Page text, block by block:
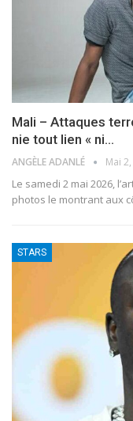
Mali – Attaques
nie tout lien « ni…
ANGÈLE ADANLÉ Mai
Le samedi 2 mai 2026,
photos le montrant aux
STARS